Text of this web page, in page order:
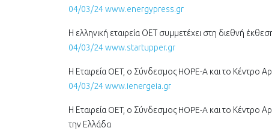
04/03/24 www.energypress.gr
Η ελληνική εταιρεία ΟΕΤ συμμετέχει στη διεθνή
04/03/24 www.startupper.gr
Η Εταιρεία OET, ο Σύνδεσμος HOPE-A και το Κέντρο
04/03/24 www.ienergeia.gr
Η Εταιρεία OET, ο Σύνδεσμος HOPE-A και το Κέντρο
την Ελλάδα